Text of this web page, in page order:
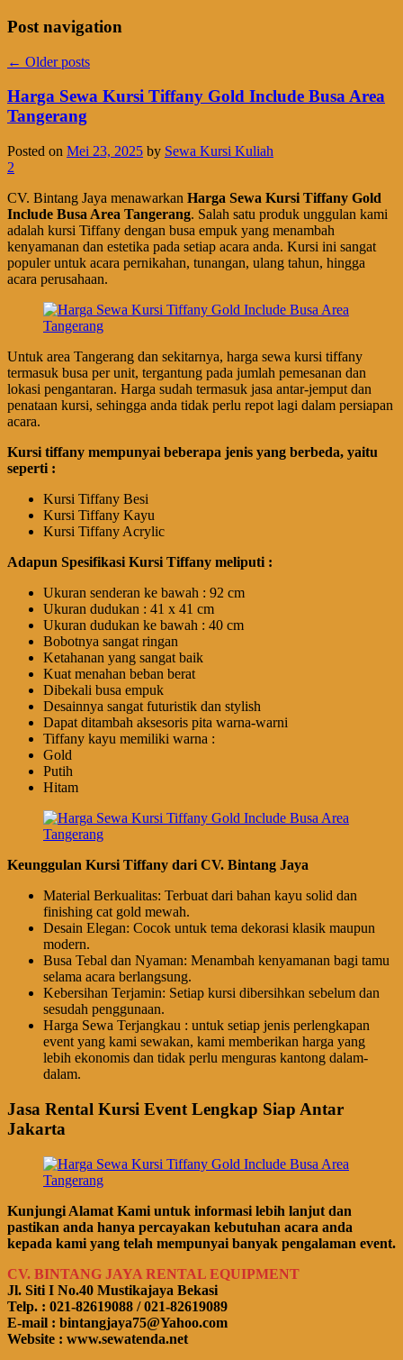
Post navigation
← Older posts
Harga Sewa Kursi Tiffany Gold Include Busa Area
Tangerang
Posted on Mei 23, 2025 by Sewa Kursi Kuliah
2
CV. Bintang Jaya menawarkan Harga Sewa Kursi Tiffany Gold
Include Busa Area Tangerang. Salah satu produk unggulan kami
adalah kursi Tiffany dengan busa empuk yang menambah
kenyamanan dan estetika pada setiap acara anda. Kursi ini sangat
populer untuk acara pernikahan, tunangan, ulang tahun, hingga
acara perusahaan.
Untuk area Tangerang dan sekitarnya, harga sewa kursi tiffany
termasuk busa per unit, tergantung pada jumlah pemesanan dan
lokasi pengantaran. Harga sudah termasuk jasa antar-jemput dan
penataan kursi, sehingga anda tidak perlu repot lagi dalam persiapan
acara.
Kursi tiffany mempunyai beberapa jenis yang berbeda, yaitu
seperti :
Kursi Tiffany Besi
Kursi Tiffany Kayu
Kursi Tiffany Acrylic
Adapun Spesifikasi Kursi Tiffany meliputi :
Ukuran senderan ke bawah : 92 cm
Ukuran dudukan : 41 x 41 cm
Ukuran dudukan ke bawah : 40 cm
Bobotnya sangat ringan
Ketahanan yang sangat baik
Kuat menahan beban berat
Dibekali busa empuk
Desainnya sangat futuristik dan stylish
Dapat ditambah aksesoris pita warna-warni
Tiffany kayu memiliki warna :
Gold
Putih
Hitam
Keunggulan Kursi Tiffany dari CV. Bintang Jaya
Material Berkualitas: Terbuat dari bahan kayu solid dan
finishing cat gold mewah.
Desain Elegan: Cocok untuk tema dekorasi klasik maupun
modern.
Busa Tebal dan Nyaman: Menambah kenyamanan bagi tamu
selama acara berlangsung.
Kebersihan Terjamin: Setiap kursi dibersihkan sebelum dan
sesudah penggunaan.
Harga Sewa Terjangkau : untuk setiap jenis perlengkapan
event yang kami sewakan, kami memberikan harga yang
lebih ekonomis dan tidak perlu menguras kantong dalam-
dalam.
Jasa Rental Kursi Event Lengkap Siap Antar
Jakarta
Kunjungi Alamat Kami untuk informasi lebih lanjut dan
pastikan anda hanya percayakan kebutuhan acara anda
kepada kami yang telah mempunyai banyak pengalaman event.
CV. BINTANG JAYA RENTAL EQUIPMENT
Jl. Siti I No.40 Mustikajaya Bekasi
Telp. : 021-82619088 / 021-82619089
E-mail : bintangjaya75@Yahoo.com
Website : www.sewatenda.net